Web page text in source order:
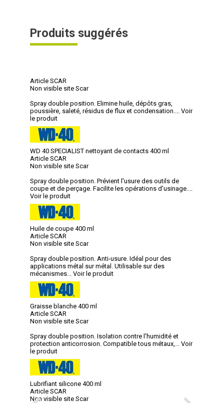
Produits suggérés
Article SCAR
Non visible site Scar
Spray double position. Elimine huile, dépôts gras,
poussière, saleté, résidus de flux et condensation....
Voir
le produit
WD 40 SPECIALIST nettoyant de contacts 400 ml
Article SCAR
Non visible site Scar
Spray double position. Prévient l'usure des outils de
coupe et de perçage. Facilite les opérations d'usinage....
Voir le produit
Huile de coupe 400 ml
Article SCAR
Non visible site Scar
Spray double position. Anti-usure. Idéal pour des
applications métal sur métal. Utilisable sur des
mécanismes...
Voir le produit
Graisse blanche 400 ml
Article SCAR
Non visible site Scar
Spray double position. Isolation contre l'humidité et
protection anticorrosion. Compatible tous métaux,...
Voir
le produit
Lubrifiant silicone 400 ml
Article SCAR
Non visible site Scar